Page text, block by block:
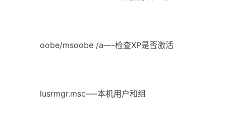
oobe/msoobe /a—-检查XP是否激活
lusrmgr.msc—-本机用户和组